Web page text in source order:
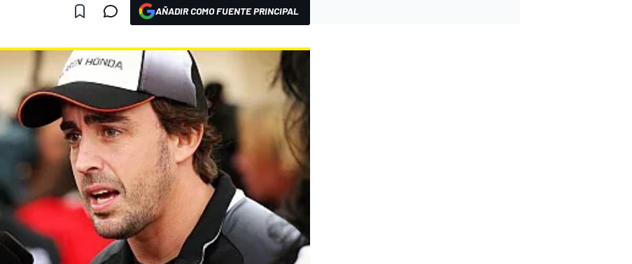
AÑADIR COMO FUENTE PRINCIPAL